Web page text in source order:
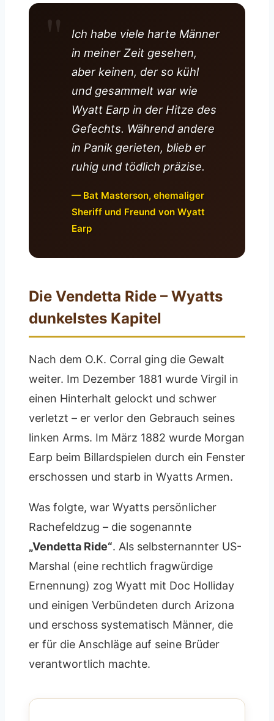
Ich habe viele harte Männer
in meiner Zeit gesehen,
aber keinen, der so kühl
und gesammelt war wie
Wyatt Earp in der Hitze des
Gefechts. Während andere
in Panik gerieten, blieb er
ruhig und tödlich präzise.
— Bat Masterson, ehemaliger
Sheriff und Freund von Wyatt
Earp
Die Vendetta Ride – Wyatts
dunkelstes Kapitel
Nach dem O.K. Corral ging die Gewalt
weiter. Im Dezember 1881 wurde Virgil in
einen Hinterhalt gelockt und schwer
verletzt – er verlor den Gebrauch seines
linken Arms. Im März 1882 wurde Morgan
Earp beim Billardspielen durch ein Fenster
erschossen und starb in Wyatts Armen.
Was folgte, war Wyatts persönlicher
Rachefeldzug – die sogenannte
„Vendetta Ride“. Als selbsternannter US-
Marshal (eine rechtlich fragwürdige
Ernennung) zog Wyatt mit Doc Holliday
und einigen Verbündeten durch Arizona
und erschoss systematisch Männer, die
er für die Anschläge auf seine Brüder
verantwortlich machte.